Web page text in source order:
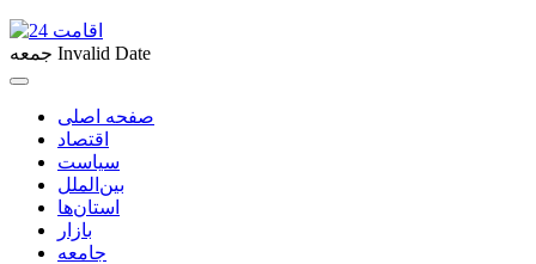
جمعه Invalid Date
صفحه اصلی
اقتصاد
سیاست
بین‌الملل
استان‌ها
بازار
جامعه